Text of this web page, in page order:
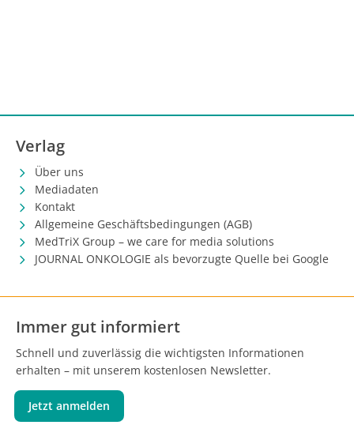
Verlag
Über uns
Mediadaten
Kontakt
Allgemeine Geschäftsbedingungen (AGB)
MedTriX Group – we care for media solutions
JOURNAL ONKOLOGIE als bevorzugte Quelle bei Google
Immer gut informiert
Schnell und zuverlässig die wichtigsten Informationen
erhalten – mit unserem kostenlosen Newsletter.
Jetzt anmelden